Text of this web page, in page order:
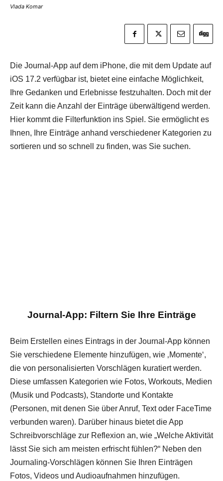
Vlada Komar
Die Journal-App auf dem iPhone, die mit dem Update auf
iOS 17.2 verfügbar ist, bietet eine einfache Möglichkeit,
Ihre Gedanken und Erlebnisse festzuhalten. Doch mit der
Zeit kann die Anzahl der Einträge überwältigend werden.
Hier kommt die Filterfunktion ins Spiel. Sie ermöglicht es
Ihnen, Ihre Einträge anhand verschiedener Kategorien zu
sortieren und so schnell zu finden, was Sie suchen.
Journal-App: Filtern Sie Ihre Einträge
Beim Erstellen eines Eintrags in der Journal-App können
Sie verschiedene Elemente hinzufügen, wie ‚Momente‘,
die von personalisierten Vorschlägen kuratiert werden.
Diese umfassen Kategorien wie Fotos, Workouts, Medien
(Musik und Podcasts), Standorte und Kontakte
(Personen, mit denen Sie über Anruf, Text oder FaceTime
verbunden waren). Darüber hinaus bietet die App
Schreibvorschläge zur Reflexion an, wie „Welche Aktivität
lässt Sie sich am meisten erfrischt fühlen?“ Neben den
Journaling-Vorschlägen können Sie Ihren Einträgen
Fotos, Videos und Audioaufnahmen hinzufügen.